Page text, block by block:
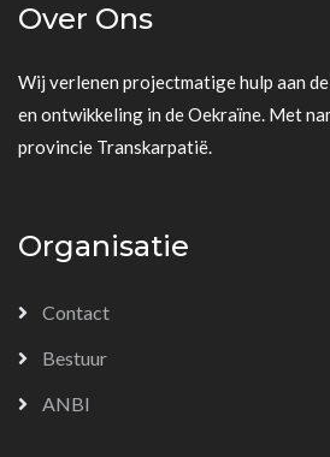
Over Ons
Wij verlenen projectmatige hulp aan
en ontwikkeling in de Oekraïne. Met
provincie Transkarpatië.
Organisatie
Contact
Bestuur
ANBI